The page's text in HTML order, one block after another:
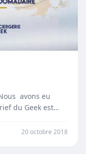
avons eu
du Geek est…
20 octobre 2018